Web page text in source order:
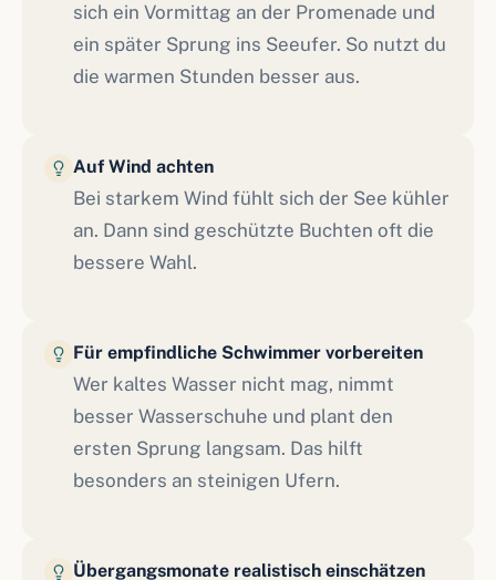
sich ein Vormittag an der Promenade und
ein später Sprung ins Seeufer. So nutzt du
die warmen Stunden besser aus.
Auf Wind achten
Bei starkem Wind fühlt sich der See kühler
an. Dann sind geschützte Buchten oft die
bessere Wahl.
Für empfindliche Schwimmer vorbereiten
Wer kaltes Wasser nicht mag, nimmt
besser Wasserschuhe und plant den
ersten Sprung langsam. Das hilft
besonders an steinigen Ufern.
Übergangsmonate realistisch einschätzen